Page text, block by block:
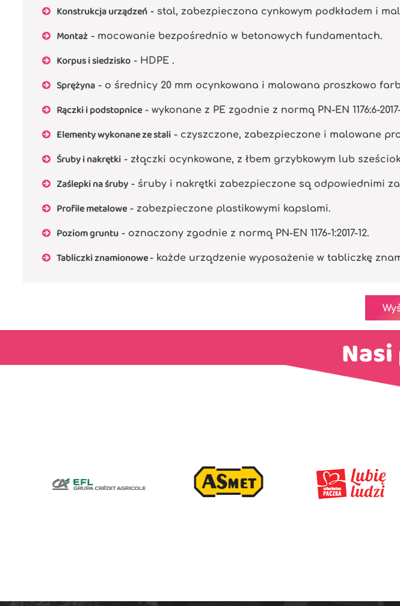
Konstrukcja urządzeń - stal, zabezpieczona cynkowym podkładem i
Montaż - mocowanie bezpośrednio w betonowych fundamentach.
Korpus i siedzisko - HDPE .
Sprężyna - o średnicy 20 mm ocynkowana i malowana proszkowo
Rączki i podstopnice- wykonane z PE zgodnie z normą PN-EN 1176:6-
Elementy wykonane ze stali - czyszczone, zabezpieczone i malowane
Śruby i nakrętki - złączki ocynkowane, z łbem grzybkowym lub
Zaślepki na śruby - śruby i nakrętki zabezpieczone są odpowiednimi
Profile metalowe- zabezpieczone plastikowymi kapslami.
Poziom gruntu - oznaczony zgodnie z normą PN-EN 1176-1:2017-12.
Tabliczki znamionowe- każde urządzenie wyposażenie w tabliczkę
Nasi